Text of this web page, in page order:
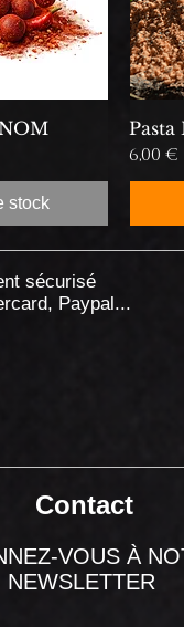
stock
Pasta
Prix
6,00 €
sécurisé
Paypal...
Contact
VOUS À
NEWSLETTER